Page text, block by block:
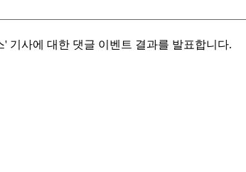
' 기사에 대한 댓글 이벤트 결과를 발표합니다.